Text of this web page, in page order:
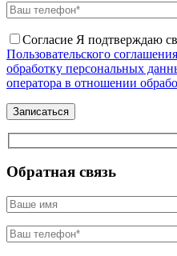
Согласие Я подтверждаю
Пользовательского соглашения
обработку персональных
оператора в отношении
Обратная связь